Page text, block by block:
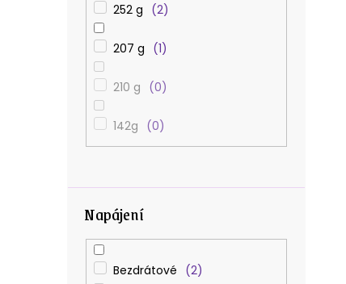
252 g 2
207 g 1
210 g 0
142g 0
Napájení
Bezdrátové 2